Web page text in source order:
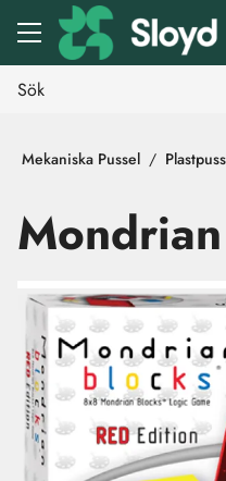
Gå till huvudinnehåll
Mekaniska Pussel
Hoppa över bilder